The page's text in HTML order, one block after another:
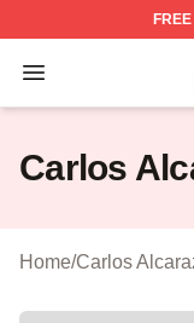
FREE
Open menu
Carlos
Carlos
Home/Carlos